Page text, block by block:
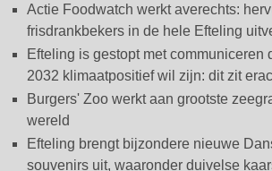
Actie Foodwatch werkt averechts:
frisdrankbekers in de hele Efteling
Efteling is gestopt met communiceren
2032 klimaatpositief wil zijn: dit zit
Burgers' Zoo werkt aan grootste
wereld
Efteling brengt bijzondere nieuwe
souvenirs uit, waaronder duivelse